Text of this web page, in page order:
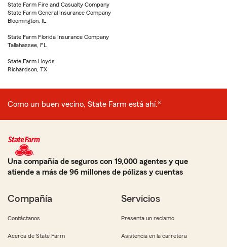
State Farm Fire and Casualty Company
State Farm General Insurance Company
Bloomington, IL
State Farm Florida Insurance Company
Tallahassee, FL
State Farm Lloyds
Richardson, TX
Como un buen vecino, State Farm está ahí.®
Una compañía de seguros con 19,000 agentes y que
atiende a más de 96 millones de pólizas y cuentas
Compañía
Contáctanos
Acerca de State Farm
Servicios
Presenta un reclamo
Asistencia en la carretera